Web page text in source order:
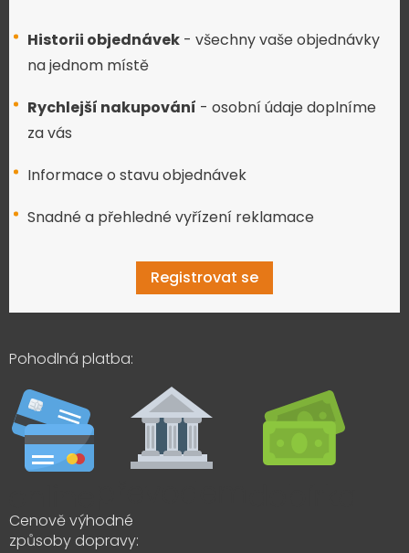
Historii objednávek - všechny vaše objednávky
na jednom místě
Rychlejší nakupování - osobní údaje doplníme
za vás
Informace o stavu objednávek
Snadné a přehledné vyřízení reklamace
Registrovat se
Pohodlná platba:
Cenově výhodné
způsoby dopravy: